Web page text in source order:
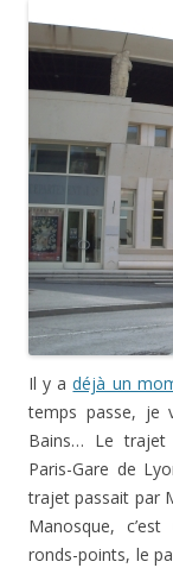
Il y adéjà un
temps passe, je
Bains… Le trajet
Paris-Gare de
trajet passait par
Manosque,
ronds-points, le